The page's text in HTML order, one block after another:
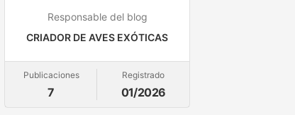
Responsable del blog
CRIADOR DE AVES EXÓTICAS
Publicaciones
7
Registrado
01/2026